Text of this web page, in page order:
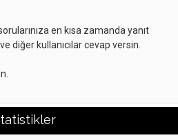
en kısa zamanda yanıt
diğer kullanıcılar cevap versin.